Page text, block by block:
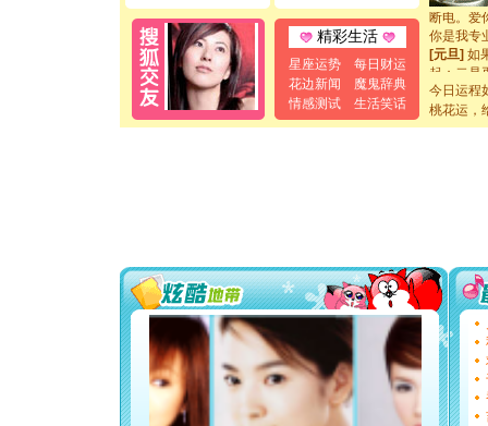
精彩生活
星座运势
每日财运
花边新闻
魔鬼辞典
情感测试
生活笑话
断电。爱
你是我专
[元旦]如
起；二是
离。水晶
[元旦]当
泣，这痛
[圣诞节]
你太多
要平安！
[圣诞节]
能正大
都要快乐
[圣诞节]
如意,快
[元旦]
看
今日运程
桃花运，